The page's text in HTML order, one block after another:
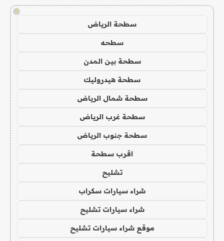
!
سطحة الرياض
سطحه
سطحة بين المدن
سطحة هيدروليك
سطحة شمال الرياض
سطحة غرب الرياض
سطحة جنوب الرياض
اقرب سطحة
تشليح
شراء سيارات سكراب
شراء سيارات تشليح
موقع شراء سيارات تشليح